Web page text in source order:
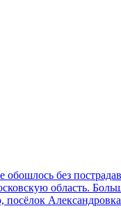
обошлось без
область.
посёлок